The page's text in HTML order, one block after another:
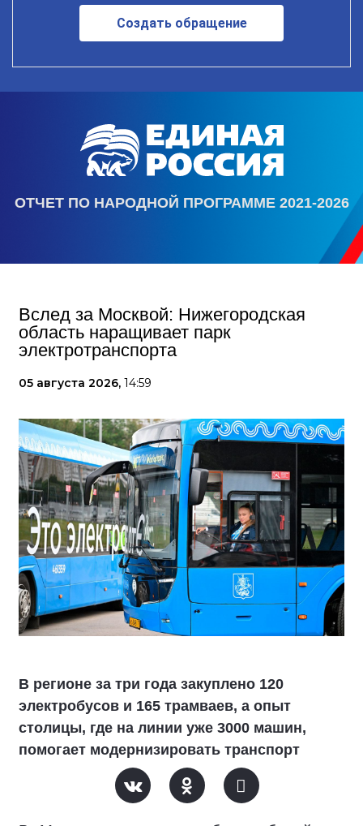
Создать обращение
ОТЧЕТ ПО НАРОДНОЙ ПРОГРАММЕ 2021-2026
Вслед за Москвой: Нижегородская
область наращивает парк
электротранспорта
05 августа 2026, 14:59
В регионе за три года закуплено 120
электробусов и 165 трамваев, а опыт
столицы, где на линии уже 3000 машин,
помогает модернизировать транспорт